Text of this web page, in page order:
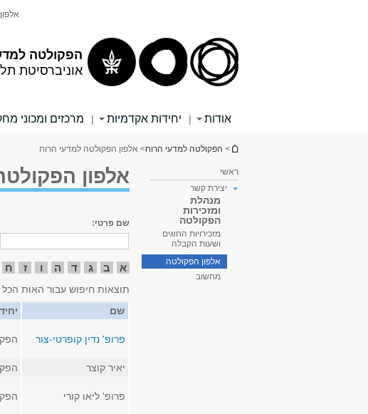
הפקולטה
אוניברסיטת
אלפון
אודות | יחידות אקדמיות | מרכזים ומכוני
הינך נמצא כאן
> הפקולטה למדעי הרוח> אלפון הפקולטה למדעי הרוח
ראשי
יצירת קשר
מנהלת
ומזכירות
הפקולטה
מזכירויות החוגים
ושעות הקבלה
אלפון הפקולטה
מחשוב
אלפון
שם פרטי:
א ב ג ד ה ו ז ח
תוצאות חיפוש עבור האות הכל
שם
פרופ' נדין קופרטי-צור
יאיר קוצר
פרופ' ליאו קורי